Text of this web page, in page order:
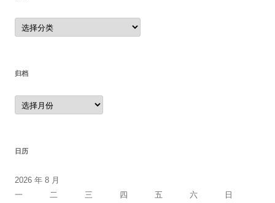
分
类
归档
归
档
日历
2026 年 8 月
一
二 三 四 五 六
日